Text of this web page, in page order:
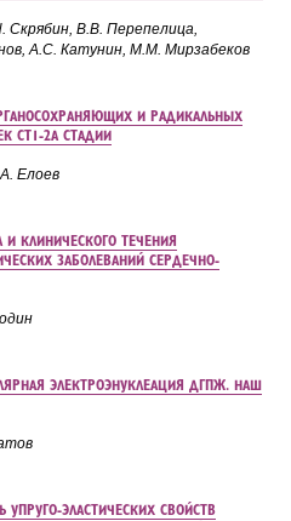
Скрябин, В.В. Перепелица,
А.С. Катунин, М.М. Мирзабеков
И РАДИКАЛЬНЫХ
СТ1-2A СТАДИИ
Елоев
И КЛИНИЧЕСКОГО ТЕЧЕНИЯ
ЗАБОЛЕВАНИЙ СЕРДЕЧНО-
ЭЛЕКТРОЭНУКЛЕАЦИЯ ДГПЖ. НАШ
УПРУГО-ЭЛАСТИЧЕСКИХ СВОЙСТВ